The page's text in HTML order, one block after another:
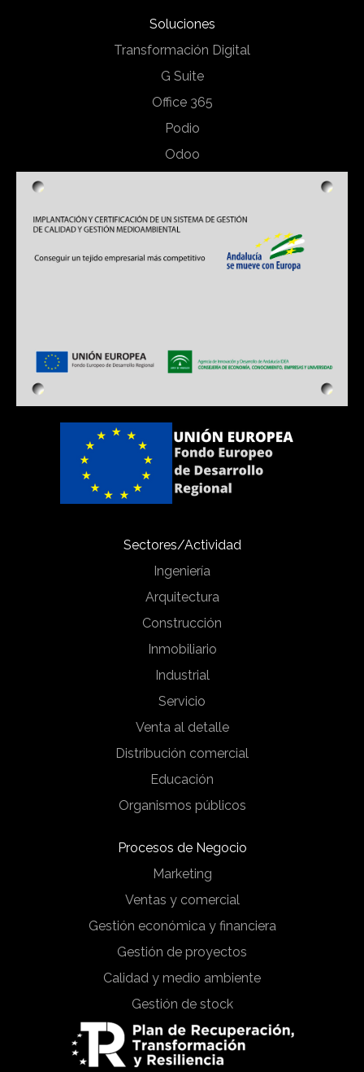
Soluciones
Transformación Digital
G Suite
Office 365
Podio
Odoo
Sectores/Actividad
Ingeniería
Arquitectura
Construcción
Inmobiliario
Industrial
Servicio
Venta al detalle
Distribución comercial
Educación
Organismos públicos
Procesos de Negocio
Marketing
Ventas y comercial
Gestión económica y financiera
Gestión de proyectos
Calidad y medio ambiente
Gestión de stock